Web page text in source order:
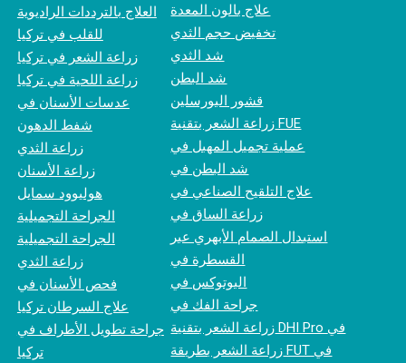
العلاج بالترددات الراديوية
للقلب في تركيا
زراعة الشعر في تركيا
زراعة اللحية في تركيا
عدسات الأسنان في
شفط الدهون
زراعة الثدي
زراعة الأسنان
هوليوود سمايل
الجراحة التجميلية
الجراحة التجميلية
زراعة الثدي
فحص الأسنان في
علاج السرطان تركيا
جراحة تطويل الأطراف في
تركيا
علاج بالون المعدة
تخفيض حجم الثدي
شد الثدي
شد البطن
قشور البورسلين
زراعة الشعر بتقنية FUE
عملية تجميل المهبل في
شد البطن في
علاج التلقيح الصناعي في
زراعة الساق في
استبدال الصمام الأبهري عبر
القسطرة في
البوتوكس في
جراحة الفك في
زراعة الشعر بتقنية DHI Pro في
زراعة الشعر بطريقة FUT في